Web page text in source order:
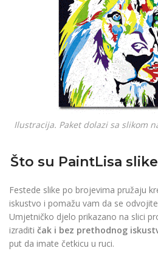
Ilustracija. Paket dolazi sa slikom
Što su PaintLisa
Festede slike po brojevima pružaju
iskustvo i pomažu vam da se
Umjetničko djelo prikazano na slici
izraditi čak i bez prethodnog
put da imate četkicu u ruci.